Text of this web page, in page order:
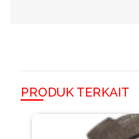
PRODUK TERKAIT